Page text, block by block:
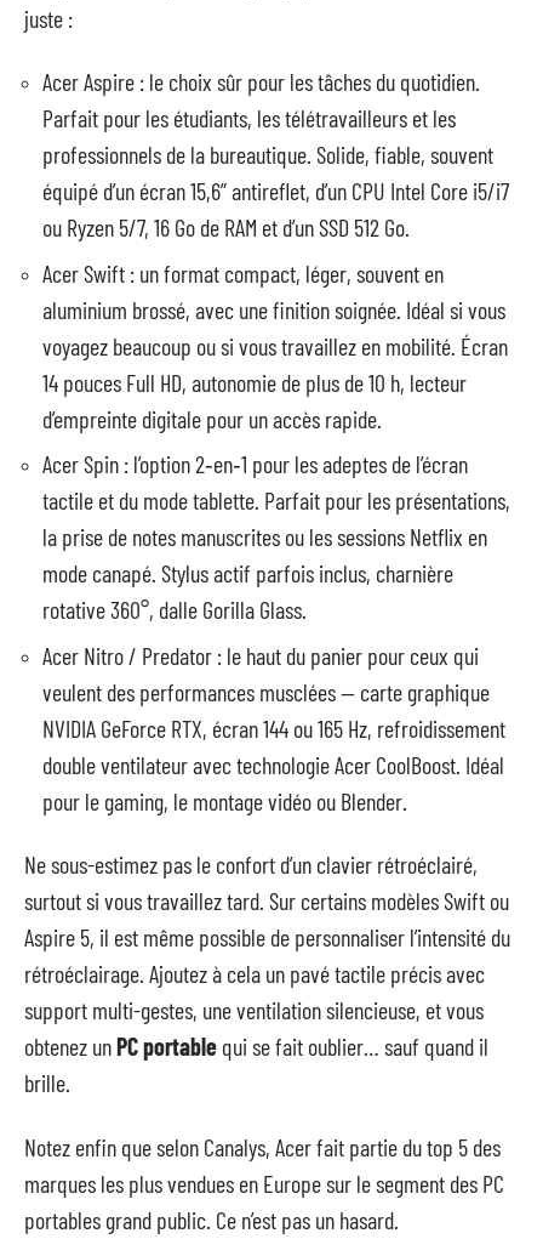
juste :
Acer Aspire : le choix sûr pour les tâches du quotidien.
Parfait pour les étudiants, les télétravailleurs et les
professionnels de la bureautique. Solide, fiable, souvent
équipé d’un écran 15,6” antireflet, d’un CPU Intel Core i5/i7
ou Ryzen 5/7, 16 Go de RAM et d’un SSD 512 Go.
Acer Swift : un format compact, léger, souvent en
aluminium brossé, avec une finition soignée. Idéal si vous
voyagez beaucoup ou si vous travaillez en mobilité. Écran
14 pouces Full HD, autonomie de plus de 10 h, lecteur
d’empreinte digitale pour un accès rapide.
Acer Spin : l’option 2‑en‑1 pour les adeptes de l’écran
tactile et du mode tablette. Parfait pour les présentations,
la prise de notes manuscrites ou les sessions Netflix en
mode canapé. Stylus actif parfois inclus, charnière
rotative 360°, dalle Gorilla Glass.
Acer Nitro / Predator : le haut du panier pour ceux qui
veulent des performances musclées — carte graphique
NVIDIA GeForce RTX, écran 144 ou 165 Hz, refroidissement
double ventilateur avec technologie Acer CoolBoost. Idéal
pour le gaming, le montage vidéo ou Blender.
Ne sous-estimez pas le confort d’un clavier rétroéclairé,
surtout si vous travaillez tard. Sur certains modèles Swift ou
Aspire 5, il est même possible de personnaliser l’intensité du
rétroéclairage. Ajoutez à cela un pavé tactile précis avec
support multi-gestes, une ventilation silencieuse, et vous
obtenez unPC portable qui se fait oublier… sauf quand il
brille.
Notez enfin que selon Canalys, Acer fait partie du top 5 des
marques les plus vendues en Europe sur le segment des PC
portables grand public. Ce n’est pas un hasard.